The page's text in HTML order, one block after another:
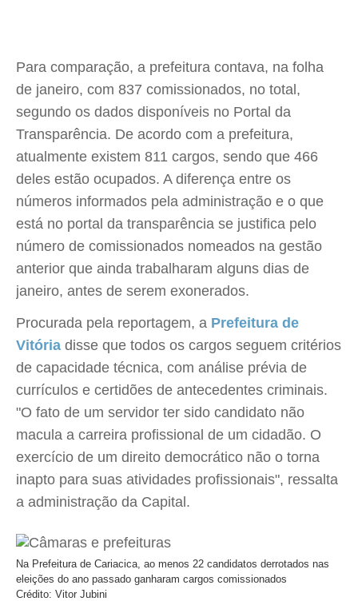
Para comparação, a prefeitura contava, na folha
de janeiro, com 837 comissionados, no total,
segundo os dados disponíveis no Portal da
Transparência. De acordo com a prefeitura,
atualmente existem 811 cargos, sendo que 466
deles estão ocupados. A diferença entre os
números informados pela administração e o que
está no portal da transparência se justifica pelo
número de comissionados nomeados na gestão
anterior que ainda trabalharam alguns dias de
janeiro, antes de serem exonerados.
Procurada pela reportagem, a Prefeitura de
Vitória disse que todos os cargos seguem critérios
de capacidade técnica, com análise prévia de
currículos e certidões de antecedentes criminais.
"O fato de um servidor ter sido candidato não
macula a carreira profissional de um cidadão. O
exercício de um direito democrático não o torna
inapto para suas atividades profissionais", ressalta
a administração da Capital.
Na Prefeitura de Cariacica, ao menos 22 candidatos derrotados nas
eleições do ano passado ganharam cargos comissionados
Crédito: Vitor Jubini